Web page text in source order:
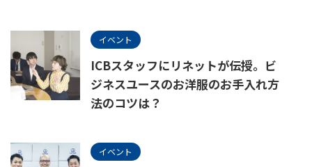
イベント
ICBスタッフにリネットが伝授。ビ
ジネスユースのお洋服のお手入れ方
法のコツは？
イベント